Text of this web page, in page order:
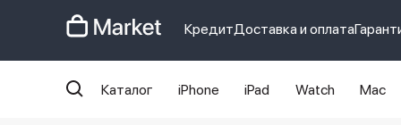
КредитДоставка и оплата
Каталог iPhone iPad Watch Mac